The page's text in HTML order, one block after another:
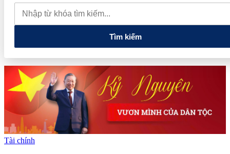
muốn mở rộng hợp tác công nghệ cao tại Đồng Nai
Từ hệ sinh
thái tài chính đến tham vọng năng lượng: T&T Group đang tạo
"đòn bẩy vốn" như thế nào?
Tìm kiếm
Tài chính